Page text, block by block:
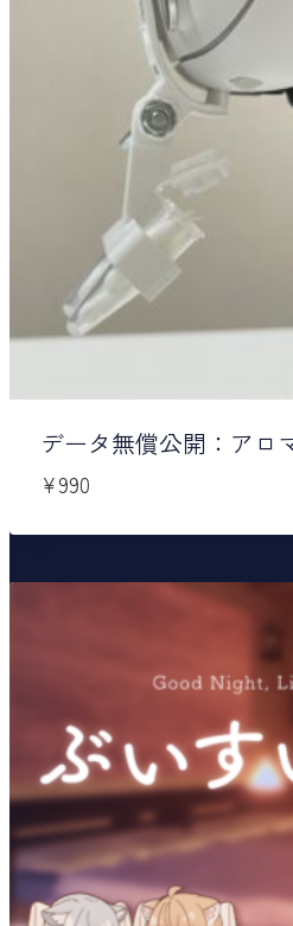
データ無償公開：アロ
¥990